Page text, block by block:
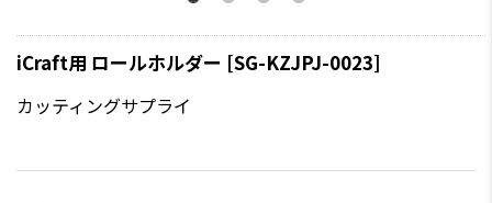
iCraft用 ロールホルダー [SG-KZJPJ-0023]
カッティングサプライ